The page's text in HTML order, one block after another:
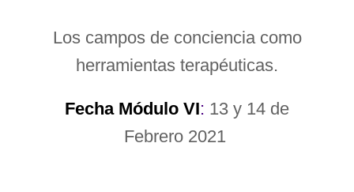
Los campos de conciencia como
herramientas terapéuticas.
Fecha Módulo VI: 13 y 14 de
Febrero 2021